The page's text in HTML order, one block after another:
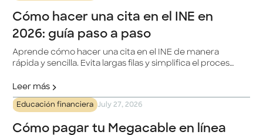
Cómo hacer una cita en el INE en
2026: guía paso a paso
Aprende cómo hacer una cita en el INE de manera
rápida y sencilla. Evita largas filas y simplifica el proceso
Leer más
Educación financiera July 27, 2026
Cómo pagar tu Megacable en línea